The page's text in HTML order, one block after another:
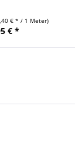
€ * / 1 Meter)
€ *